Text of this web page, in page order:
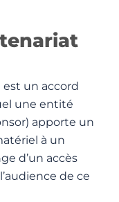
un accord
une entité
apporte un
à un
d’un accès
de ce